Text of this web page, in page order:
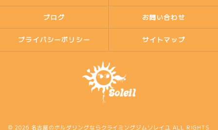
ブログ お問い合わせ
プライバシーポリシー サイトマップ
© 2026 名古屋のボルダリングならクライミングジムソレイユ ALL RIGHTS